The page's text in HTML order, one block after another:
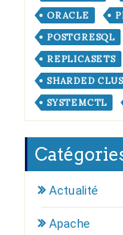
ORACLE
POSTGRESQL
REPLICASETS
SHARDED
SYSTEMCTL
Actualité
Apache